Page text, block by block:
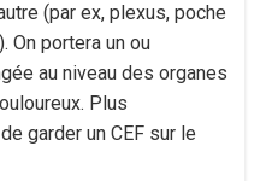
(par ex, plexus, poche
On portera un ou
au niveau des organes
Plus
garder un CEF sur le